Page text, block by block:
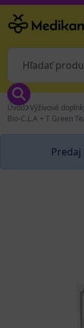
Úvod Výživové
Bio-C.L.A + T Green